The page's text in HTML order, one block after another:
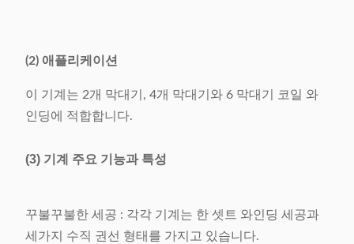
(2) 애플리케이션
이 기계는 2개 막대기, 4개 막대기와 6 막대기 코일 와
인딩에 적합합니다.
(3) 기계 주요 기능과 특성
꾸불꾸불한 세공 : 각각 기계는 한 셋트 와인딩 세공과
세가지 수직 권선 형태를 가지고 있습니다.